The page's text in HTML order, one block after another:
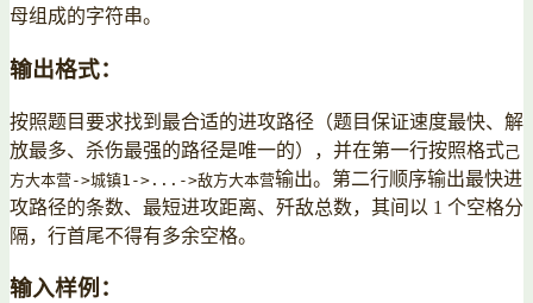
母组成的字符串。
输出格式：
按照题目要求找到最合适的进攻路径（题目保证速度最快、解
放最多、杀伤最强的路径是唯一的），并在第一行按照格式己
方大本营->城镇1->...->敌方大本营输出。第二行顺序输出最快进
攻路径的条数、最短进攻距离、歼敌总数，其间以 1 个空格分
隔，行首尾不得有多余空格。
输入样例：